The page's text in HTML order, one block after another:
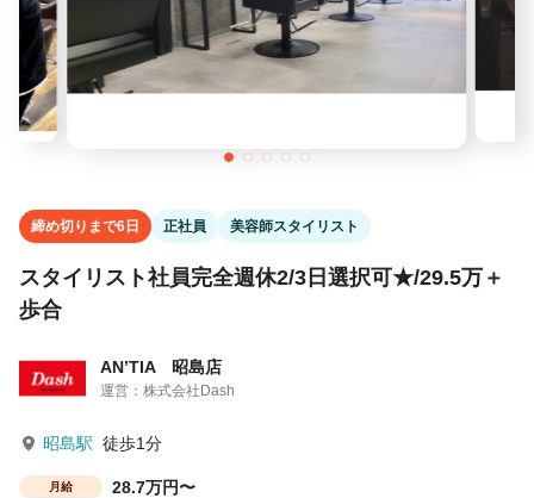
締め切りまで6日 正社員 美容師スタイリスト
スタイリスト社員完全週休2/3日選択可★/29.5万＋
歩合
AN’TIA 昭島店
運営：株式会社Dash
昭島駅 徒歩1分
月給 28.7万円〜